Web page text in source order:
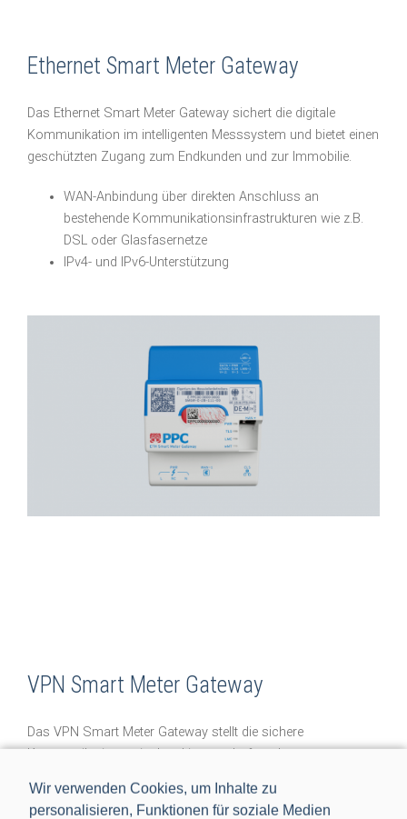
Wir verwenden Cookies, um Inhalte zu
personalisieren, Funktionen für soziale Medien
Ethernet Smart Meter Gateway
Das Ethernet Smart Meter Gateway sichert die digitale
Kommunikation im intelligenten Messsystem und bietet einen
geschützten Zugang zum Endkunden und zur Immobilie.
WAN-Anbindung über direkten Anschluss an
bestehende Kommunikationsinfrastrukturen wie z.B.
DSL oder Glasfasernetze
IPv4- und IPv6-Unterstützung
VPN Smart Meter Gateway
Das VPN Smart Meter Gateway stellt die sichere
Kommunikation zwischen Liegenschaft und
Umwege sicher.